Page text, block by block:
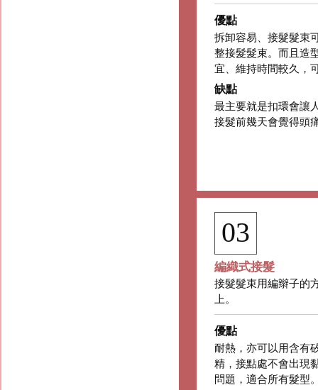
優點
拆卸容易、接髮髮束
整接髮髮束。而且造
宜、維持時間較久，
缺點
最主要就是扣環會讓
接髮前幾天會覺得頭
03
編織式接髮
接髮髮束用編辮子的
上。
優點
耐熱，亦可以用含有
精，接點處不會出現
問題，適合所有髮型